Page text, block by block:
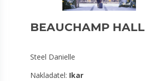
BEAUCHAMP HALL
Steel Danielle
Nakladatel: Ikar